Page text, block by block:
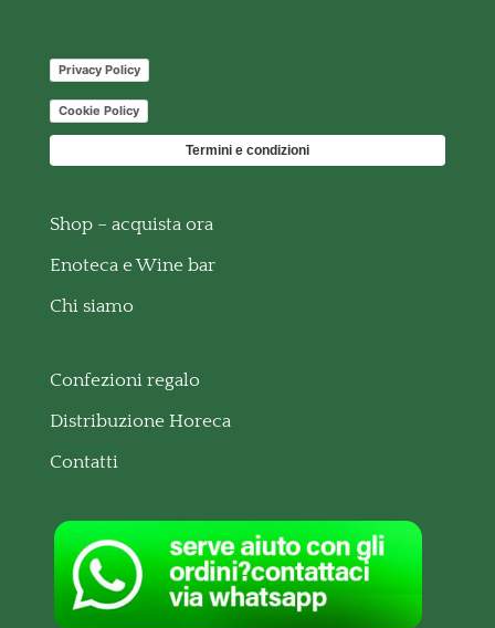
Privacy Policy
Cookie Policy
Termini e condizioni
Shop – acquista ora
Enoteca e Wine bar
Chi siamo
Confezioni regalo
Distribuzione Horeca
Contatti